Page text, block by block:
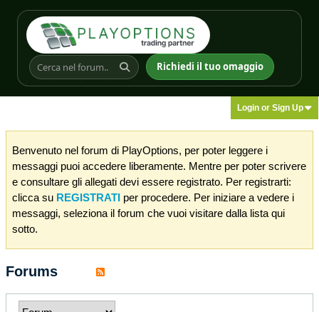
Richiedi il tuo omaggio
Login or Sign Up
Benvenuto nel forum di PlayOptions, per poter leggere i
messaggi puoi accedere liberamente. Mentre per poter scrivere
e consultare gli allegati devi essere registrato. Per registrarti:
clicca su REGISTRATI per procedere. Per iniziare a vedere i
messaggi, seleziona il forum che vuoi visitare dalla lista qui
sotto.
Forums